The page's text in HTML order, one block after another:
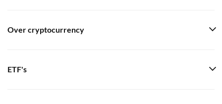
Over cryptocurrency
ETF's